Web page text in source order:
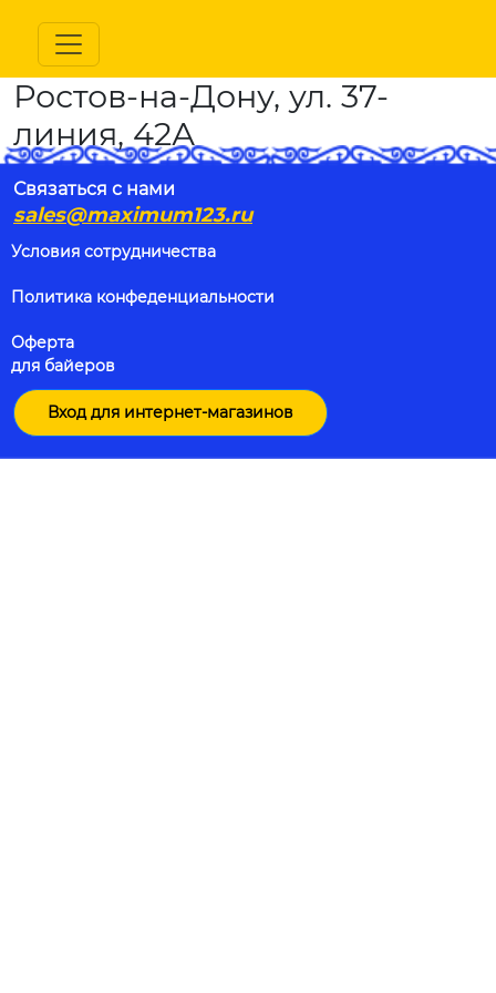
Ростов-на-Дону, ул. 37-
линия, 42А
Связаться с нами
sales@maximum123.ru
Условия сотрудничества
Политика конфеденциальности
Оферта
для байеров
Вход для интернет-магазинов